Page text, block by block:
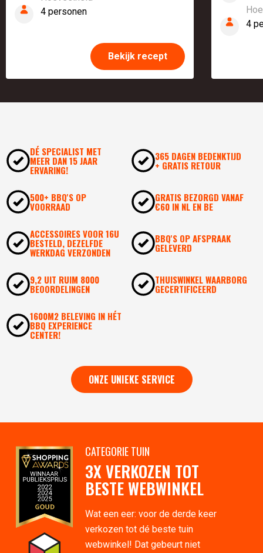
4 personen
Bekijk recept
4
DÉ SPECIALIST MET
MEER DAN 15 JAAR
ERVARING!
365 DAGEN BEDENKTIJD
+ GRATIS RETOUR
500+ BBQ'S OP
VOORRAAD
GRATIS BEZORGD VANAF
€60 IN NL EN BE
ACCESSOIRES VOOR 16U
BESTELD, DEZELFDE
WERKDAG VERZONDEN
BBQ'S OP AFSPRAAK
GELEVERD
9,2 UIT RUIM 8000
BEOORDELINGEN
THUISWINKEL WAARBORG
GECERTIFICEERD
1600M2 BELEVING IN HÉT
BBQ EXPERIENCE
CENTER!
ONZE UNIEKE SERVICE
CATEGORIE TUIN
3X VERKOZEN TOT
BESTE WEBWINKEL
Wat een eer: voor de derde keer
verkozen tot dé beste tuin
webwinkel! Dat gebeurt niet